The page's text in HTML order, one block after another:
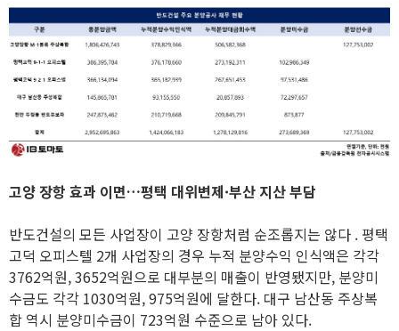
고양 장항 효과 이면…평택 대위변제·부산 지산 부담
반도건설의 모든 사업장이 고양 장항처럼 순조롭지는 않다 . 평택
고덕 오피스텔 2개 사업장의 경우 누적 분양수익 인식액은 각각
3762억원, 3652억원으로 대부분의 매출이 반영됐지만, 분양미
수금도 각각 1030억원, 975억원에 달한다. 대구 남산동 주상복
합 역시 분양미수금이 723억원 수준으로 남아 있다.